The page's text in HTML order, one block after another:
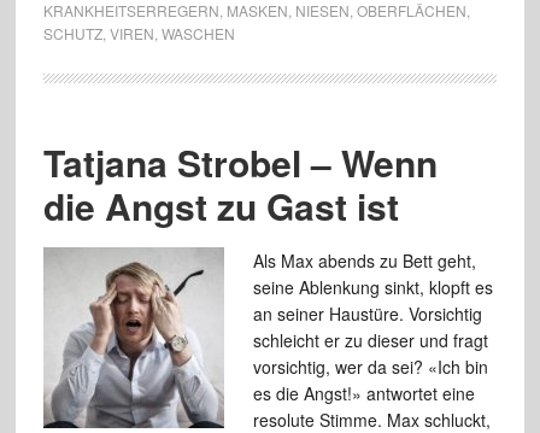
KRANKHEITSERREGERN MASKEN NIESEN OBERFLÄCHEN
SCHUTZ, VIREN WASCHEN
Tatjana Strobel – Wenn
die Angst zu Gast ist
Als Max abends zu Bett geht,
seine Ablenkung sinkt, klopft es
an seiner Haustüre. Vorsichtig
schleicht er zu dieser und fragt
vorsichtig, wer da sei? «Ich bin
es die Angst!» antwortet eine
resolute Stimme. Max schluckt,